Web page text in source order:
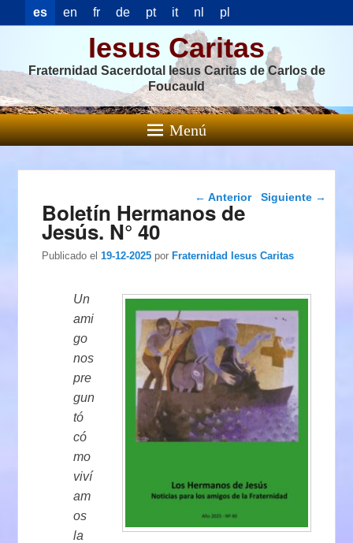
es en fr de pt it nl pl
Iesus Caritas
Fraternidad Sacerdotal Iesus Caritas de Carlos de
Foucauld
Menú
Navegación de
entradas
← Anterior Siguiente →
Boletín Hermanos de
Jesús. N° 40
Publicado el 19-12-2025 porFraternidad Iesus Caritas
Un
ami
go
nos
pre
gun
tó
có
mo
viví
am
os
la